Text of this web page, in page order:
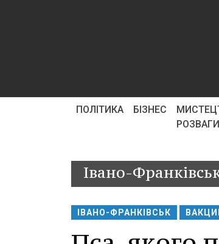
ПОЛІТИКА БІЗНЕС
РОЗВАГИ
Івано-
ІВАНО-ФРАНКІВСЬК